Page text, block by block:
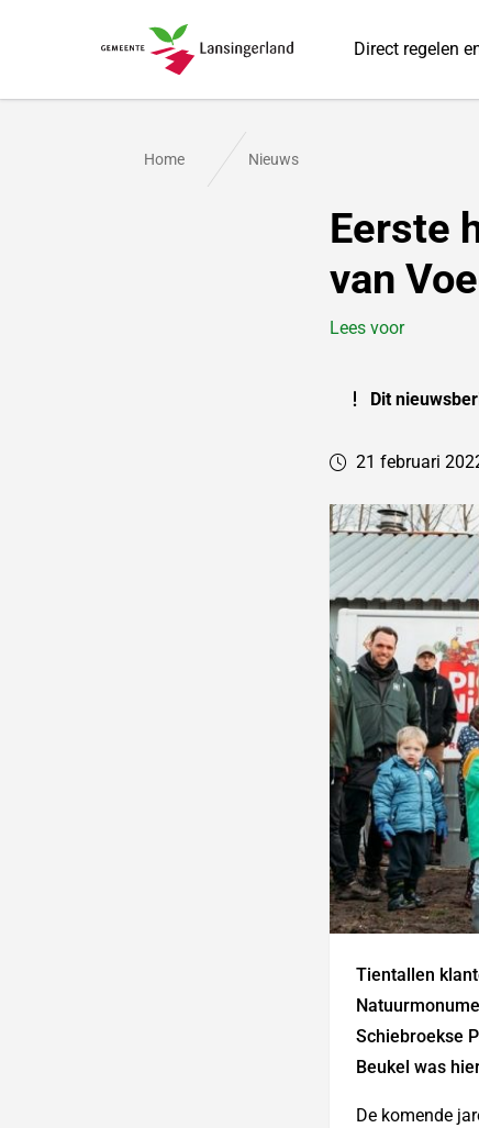
Direct regelen
Home Nieuws
Eerste
van
Lees voor
Dit
21 februari
Tientallen
Schiebroekse
Beukel was
De komende